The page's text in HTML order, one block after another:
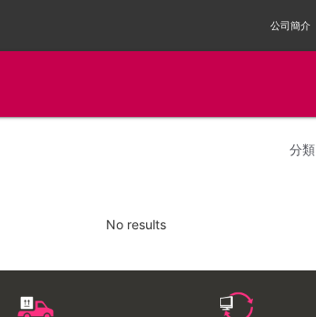
公司簡介
分類
No results